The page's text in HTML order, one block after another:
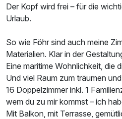
Ausstattung
Zusatznächte
Der Kopf wird frei – für die
Urlaub.
So wie Föhr sind auch meine
Materialien. Klar in der
Eine maritime Wohnlichkeit, die
Und viel Raum zum träumen
16 Doppelzimmer inkl. 1
wem du zu mir kommst – ich
Mit Balkon, mit Terrasse,